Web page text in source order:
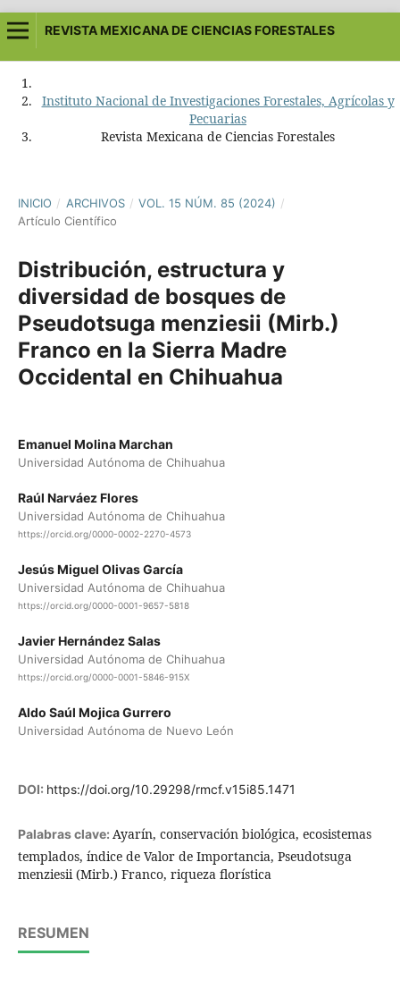
REVISTA MEXICANA DE CIENCIAS FORESTALES
Instituto Nacional de Investigaciones Forestales, Agrícolas y
Pecuarias
Revista Mexicana de Ciencias Forestales
INICIO / ARCHIVOS / VOL. 15 NÚM. 85 (2024) /
Artículo Científico
Distribución, estructura y
diversidad de bosques de
Pseudotsuga menziesii (Mirb.)
Franco en la Sierra Madre
Occidental en Chihuahua
Emanuel Molina Marchan
Universidad Autónoma de Chihuahua
Raúl Narváez Flores
Universidad Autónoma de Chihuahua
https://orcid.org/0000-0002-2270-4573
Jesús Miguel Olivas García
Universidad Autónoma de Chihuahua
https://orcid.org/0000-0001-9657-5818
Javier Hernández Salas
Universidad Autónoma de Chihuahua
https://orcid.org/0000-0001-5846-915X
Aldo Saúl Mojica Gurrero
Universidad Autónoma de Nuevo León
DOI: https://doi.org/10.29298/rmcf.v15i85.1471
Palabras clave: Ayarín, conservación biológica, ecosistemas
templados, índice de Valor de Importancia, Pseudotsuga
menziesii (Mirb.) Franco, riqueza florística
RESUMEN